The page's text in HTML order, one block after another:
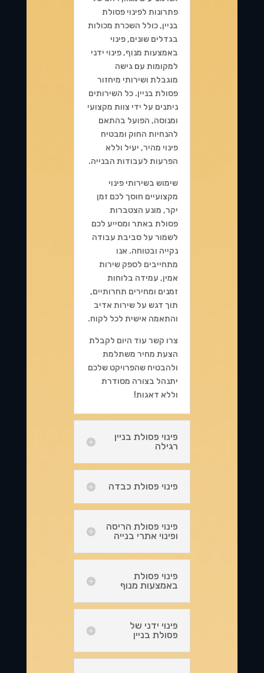
פתרונות לפינוי פסולת
בניין, כולל השכרת מכולות
בגדלים שונים, פינוי
באמצעות מנוף, פינוי ידני
למקומות עם גישה
מוגבלת ושירותי מיחזור
פסולת בניין. כל השירותים
ניתנים על ידי צוות מקצועי
ומנוסה, הפועל בהתאם
להנחיות החוק ומבטיח
פינוי מהיר, יעיל וללא
הפרעות לעבודות הבנייה.
שימוש בשירותי פינוי
מקצועיים חוסך לכם זמן
יקר, מונע הצטברות
פסולת באתר ומסייע לכם
לשמור על סביבת עבודה
נקייה ובטוחה. אנו
מתחייבים לספק שירות
אמין, עמידה בלוחות
זמנים ומחירים תחרותיים,
תוך דגש על שירות אדיב
והתאמה אישית לכל לקוח.
צרו קשר עוד היום לקבלת
הצעת מחיר משתלמת
ולהבטיח שהפרויקט שלכם
יתנהל בצורה מסודרת
וללא דאגות!
פינוי פסולת בניין
רגילה
פינוי פסולת כבדה
פינוי פסולת הריסה
ופינוי אתרי בנייה
פינוי פסולת
באמצעות מנוף
פינוי ידני של
פסולת בניין